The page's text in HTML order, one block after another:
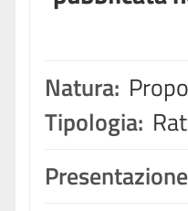
Natura:
Tipologia: